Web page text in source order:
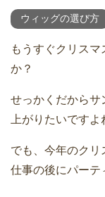
ウィッグの選び方
もうすぐクリス
か？
せっかくだからサ
上がりたいですよ
でも、今年のクリ
仕事の後にパーテ